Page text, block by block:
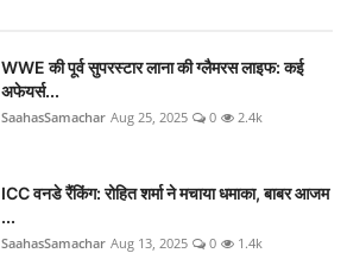
WWE की पूर्व सुपरस्टार लाना की ग्लैमरस लाइफ: कई
अफेयर्स...
SaahasSamachar Aug 25, 2025 0 2.4k
ICC वनडे रैंकिंग: रोहित शर्मा ने मचाया धमाका, बाबर आजम
...
SaahasSamachar Aug 13, 2025 0 1.4k